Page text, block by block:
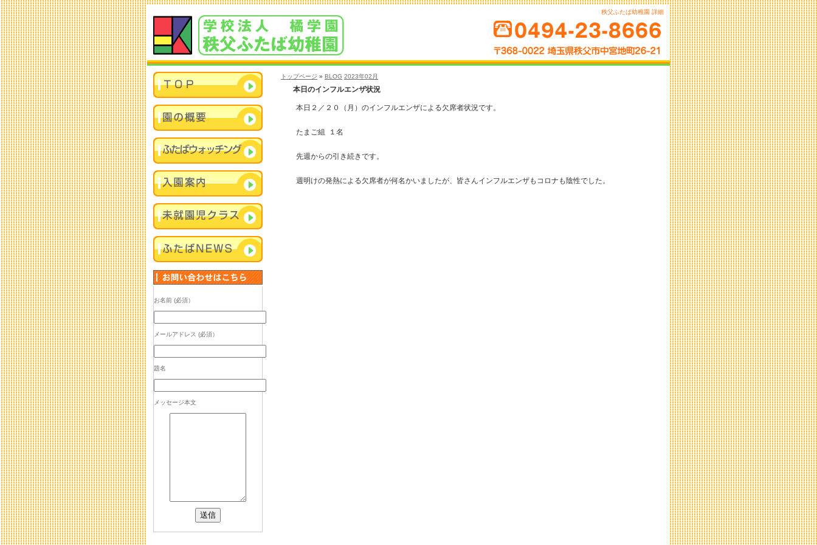
秩父ふたば幼稚園 詳細
トップページ » BLOG 2023年02月
本日のインフルエンザ状況
本日２／２０（月）のインフルエンザによる欠席者状況です。
たまご組 １名
先週からの引き続きです。
週明けの発熱による欠席者が何名かいましたが、皆さんインフルエンザもコロナも陰性でした。
お名前 (必須）
メールアドレス (必須）
題名
メッセージ本文